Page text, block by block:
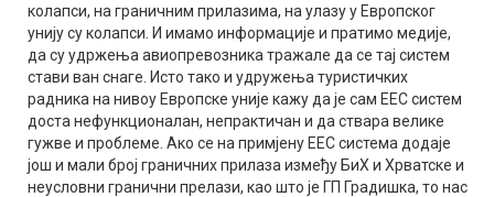
колапси, на граничним прилазима, на улазу у Европског
унију су колапси. И имамо информације и пратимо медије,
да су удржења авиопревозника тражале да се тај систем
стави ван снаге. Исто тако и удружења туристичких
радника на нивоу Европске уније кажу да је сам ЕЕС систем
доста нефункционалан, непрактичан и да ствара велике
гужве и проблеме. Ако се на примјену ЕЕС система додаје
још и мали број граничних прилаза између БиХ и Хрватске и
неусловни гранични прелази, као што је ГП Градишка, то нас